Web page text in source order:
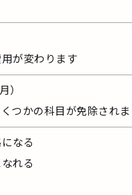
が変わります
）
つかの科目が免除され
なる
れる